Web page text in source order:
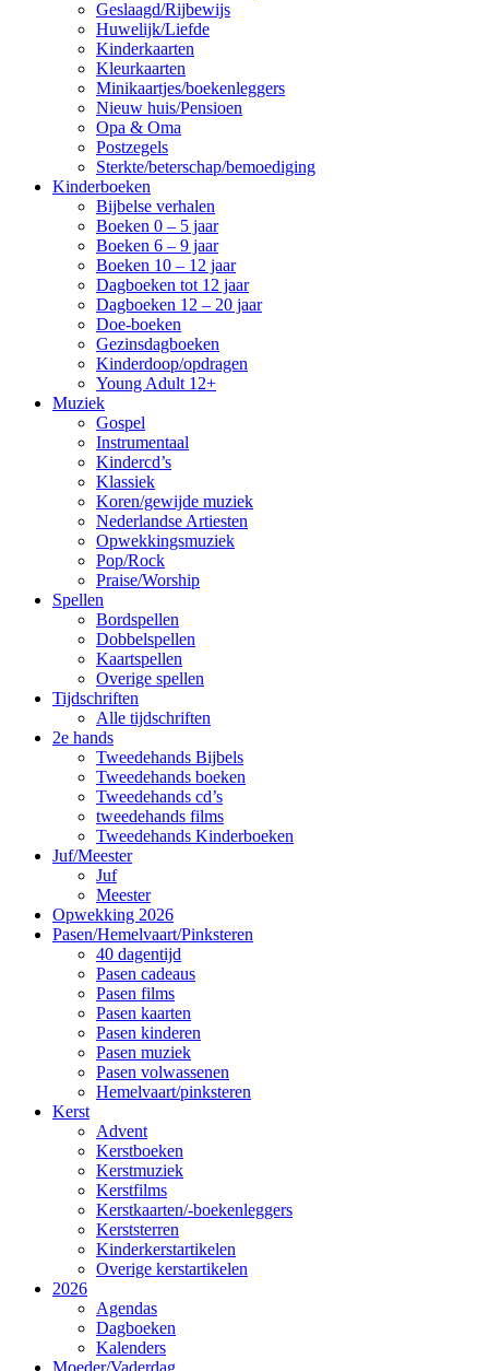
Geslaagd/Rijbewijs
Huwelijk/Liefde
Kinderkaarten
Kleurkaarten
Minikaartjes/boekenleggers
Nieuw huis/Pensioen
Opa & Oma
Postzegels
Sterkte/beterschap/bemoediging
Kinderboeken
Bijbelse verhalen
Boeken 0 – 5 jaar
Boeken 6 – 9 jaar
Boeken 10 – 12 jaar
Dagboeken tot 12 jaar
Dagboeken 12 – 20 jaar
Doe-boeken
Gezinsdagboeken
Kinderdoop/opdragen
Young Adult 12+
Muziek
Gospel
Instrumentaal
Kindercd’s
Klassiek
Koren/gewijde muziek
Nederlandse Artiesten
Opwekkingsmuziek
Pop/Rock
Praise/Worship
Spellen
Bordspellen
Dobbelspellen
Kaartspellen
Overige spellen
Tijdschriften
Alle tijdschriften
2e hands
Tweedehands Bijbels
Tweedehands boeken
Tweedehands cd’s
tweedehands films
Tweedehands Kinderboeken
Juf/Meester
Juf
Meester
Opwekking 2026
Pasen/Hemelvaart/Pinksteren
40 dagentijd
Pasen cadeaus
Pasen films
Pasen kaarten
Pasen kinderen
Pasen muziek
Pasen volwassenen
Hemelvaart/pinksteren
Kerst
Advent
Kerstboeken
Kerstmuziek
Kerstfilms
Kerstkaarten/-boekenleggers
Kerststerren
Kinderkerstartikelen
Overige kerstartikelen
2026
Agendas
Dagboeken
Kalenders
Moeder/Vaderdag